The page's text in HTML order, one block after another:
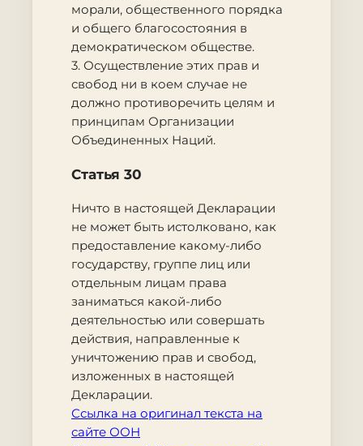
морали, общественного порядка
и общего благосостояния в
демократическом обществе.
3. Осуществление этих прав и
свобод ни в коем случае не
должно противоречить целям и
принципам Организации
Объединенных Наций.
Статья 30
Ничто в настоящей Декларации
не может быть истолковано, как
предоставление какому-либо
государству, группе лиц или
отдельным лицам права
заниматься какой-либо
деятельностью или совершать
действия, направленные к
уничтожению прав и свобод,
изложенных в настоящей
Декларации.
Ссылка на оригинал текста на
сайте ООН